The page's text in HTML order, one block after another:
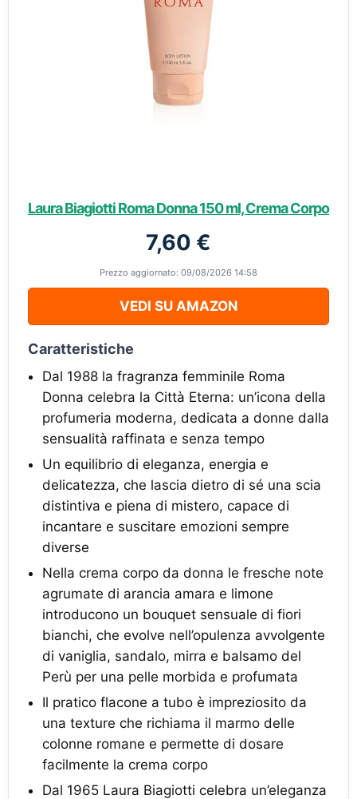
Laura Biagiotti Roma Donna 150 ml, Crema Corpo
7,60 €
Prezzo aggiornato: 09/08/2026 14:58
VEDI SU AMAZON
Caratteristiche
Dal 1988 la fragranza femminile Roma
Donna celebra la Città Eterna: un’icona della
profumeria moderna, dedicata a donne dalla
sensualità raffinata e senza tempo
Un equilibrio di eleganza, energia e
delicatezza, che lascia dietro di sé una scia
distintiva e piena di mistero, capace di
incantare e suscitare emozioni sempre
diverse
Nella crema corpo da donna le fresche note
agrumate di arancia amara e limone
introducono un bouquet sensuale di fiori
bianchi, che evolve nell’opulenza avvolgente
di vaniglia, sandalo, mirra e balsamo del
Perù per una pelle morbida e profumata
Il pratico flacone a tubo è impreziosito da
una texture che richiama il marmo delle
colonne romane e permette di dosare
facilmente la crema corpo
Dal 1965 Laura Biagiotti celebra un’eleganza